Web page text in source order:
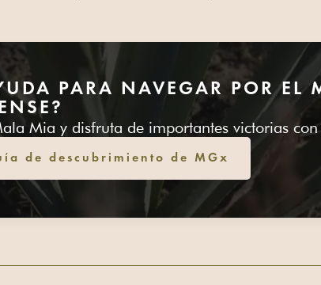
PARA NAVEGAR POR EL
Mia y disfruta de importantes victorias
de descubrimiento de MGx